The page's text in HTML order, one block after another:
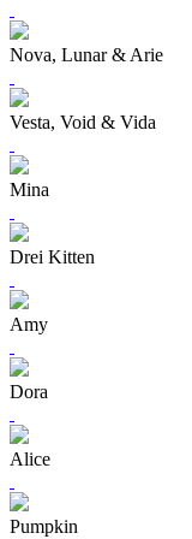
Nova, Lunar & Arie
Vesta, Void & Vida
Mina
Drei Kitten
Amy
Dora
Alice
Pumpkin